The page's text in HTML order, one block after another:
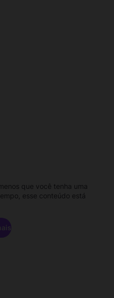
que você tenha uma
esse conteúdo está